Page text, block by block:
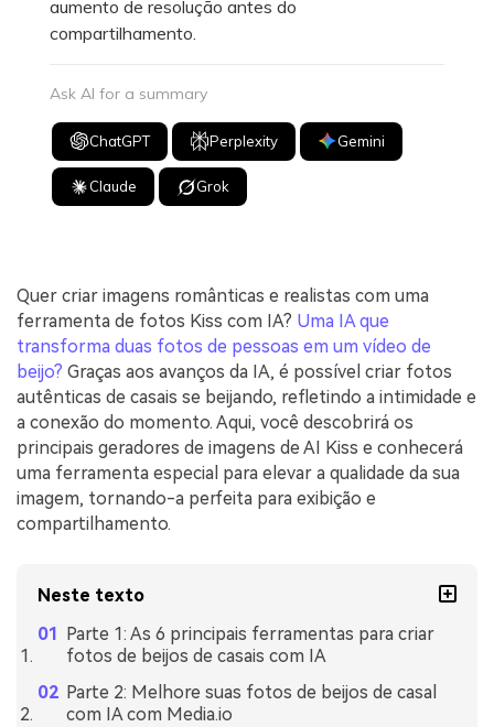
aumento de resolução antes do
compartilhamento.
Ask AI for a summary
ChatGPT Perplexity Gemini
Claude Grok
Quer criar imagens românticas e realistas com uma
ferramenta de fotos Kiss com IA? Uma IA que
transforma duas fotos de pessoas em um vídeo de
beijo? Graças aos avanços da IA, é possível criar fotos
autênticas de casais se beijando, refletindo a intimidade e
a conexão do momento. Aqui, você descobrirá os
principais geradores de imagens de AI Kiss e conhecerá
uma ferramenta especial para elevar a qualidade da sua
imagem, tornando-a perfeita para exibição e
compartilhamento.
Neste texto
Parte 1: As 6 principais ferramentas para criar
fotos de beijos de casais com IA
Parte 2: Melhore suas fotos de beijos de casal
com IA com Media.io